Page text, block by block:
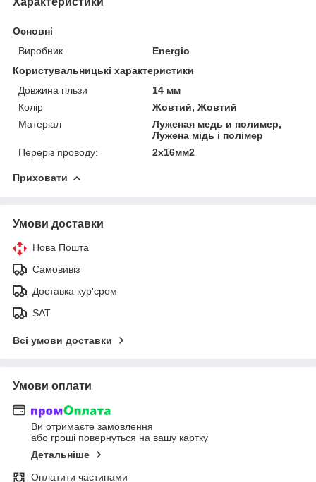
Основні
Виробник
Energio
Користувальницькі характеристики
Довжина гільзи
14 мм
Колір
Жовтий, Жовтий
Матеріал
Луженая медь и полимер,
Лужена мідь і полімер
Переріз проводу:
2х16мм2
Приховати
Умови доставки
Нова Пошта
Самовивіз
Доставка кур'єром
SAT
Всі умови доставки
Умови оплати
Ви отримаєте замовлення
або гроші повернуться на вашу картку
Детальніше
Оплатити частинами